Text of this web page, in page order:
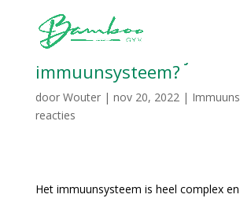
Hoe verbeter ik mijn
immuunsysteem?
door Wouter| nov 20, 2022|
reacties
Het immuunsysteem is heel complex